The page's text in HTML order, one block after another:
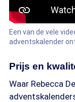
Een van de vele
adventskalender
Prijs en
Waar Rebecca